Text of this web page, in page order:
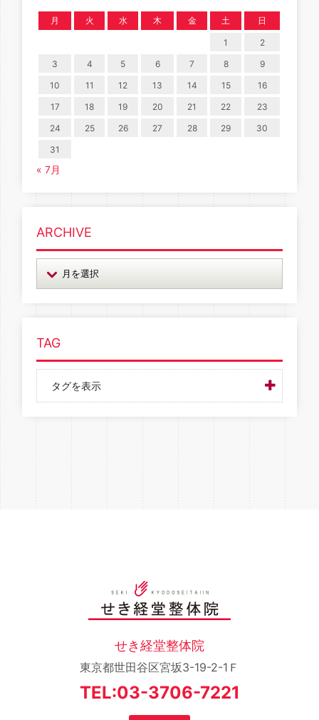
月 火 水 木 金 土 日
1
2
3
4 5 6 7 8
9
10
11 12 13 14 15
16
17
18 19 20 21 22
23
24
25 26 27 28 29
30
31
« 7月
ARCHIVE
TAG
タグを表示
せき経堂整体院
東京都世田谷区宮坂3-19-2-1Ｆ
TEL:03-3706-7221